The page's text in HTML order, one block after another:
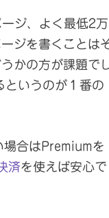
ジ、よく最低2万
ジを書くことは
かの方が課題で
というのが１番の
合はPremiumを
済を使えば安心で